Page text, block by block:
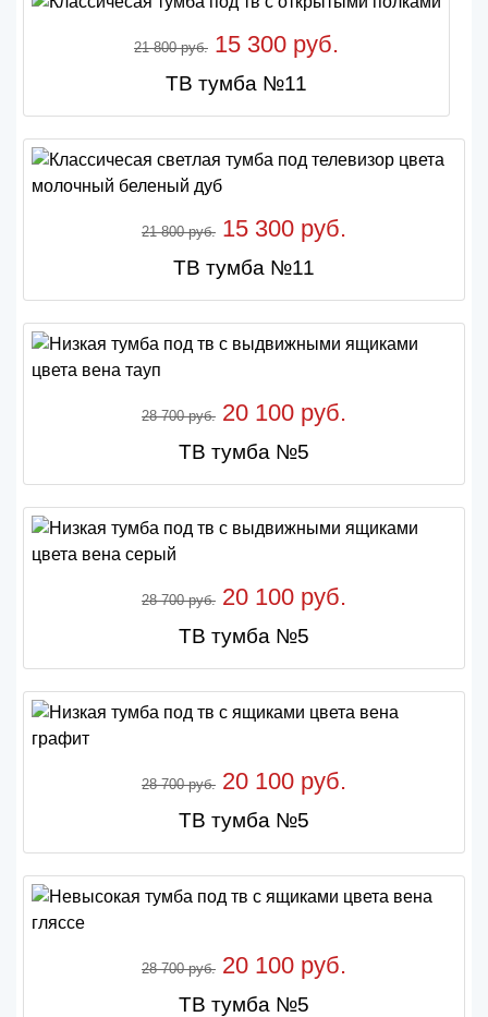
21 800 руб. 15 300 руб.
ТВ тумба №11
21 800 руб. 15 300 руб.
ТВ тумба №11
28 700 руб. 20 100 руб.
ТВ тумба №5
28 700 руб. 20 100 руб.
ТВ тумба №5
28 700 руб. 20 100 руб.
ТВ тумба №5
28 700 руб. 20 100 руб.
ТВ тумба №5